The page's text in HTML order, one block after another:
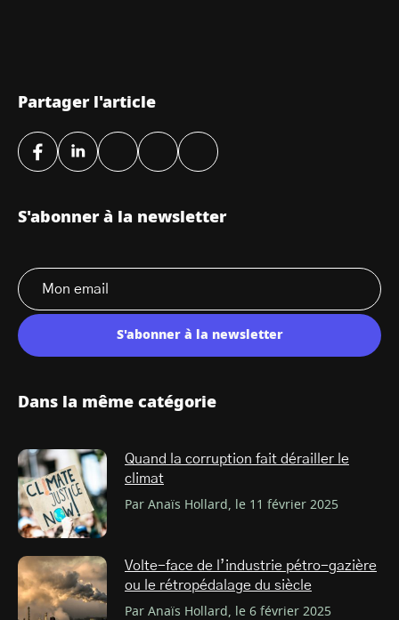
Partager l'article
S'abonner à la newsletter
S'abonner à la newsletter
Dans la même catégorie
Quand la corruption fait dérailler le
climat
Par Anaïs Hollard, le 11 février 2025
Volte-face de l’industrie pétro-gazière
ou le rétropédalage du siècle
Par Anaïs Hollard, le 6 février 2025